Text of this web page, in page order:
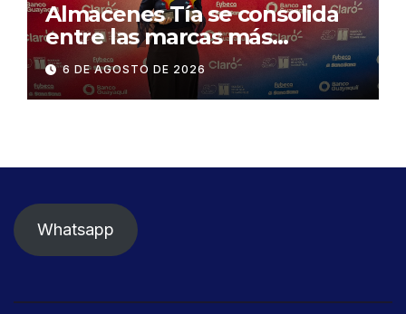
Almacenes Tía se consolida
entre las marcas más
influyentes del Ecuador
6 DE AGOSTO DE 2026
Whatsapp